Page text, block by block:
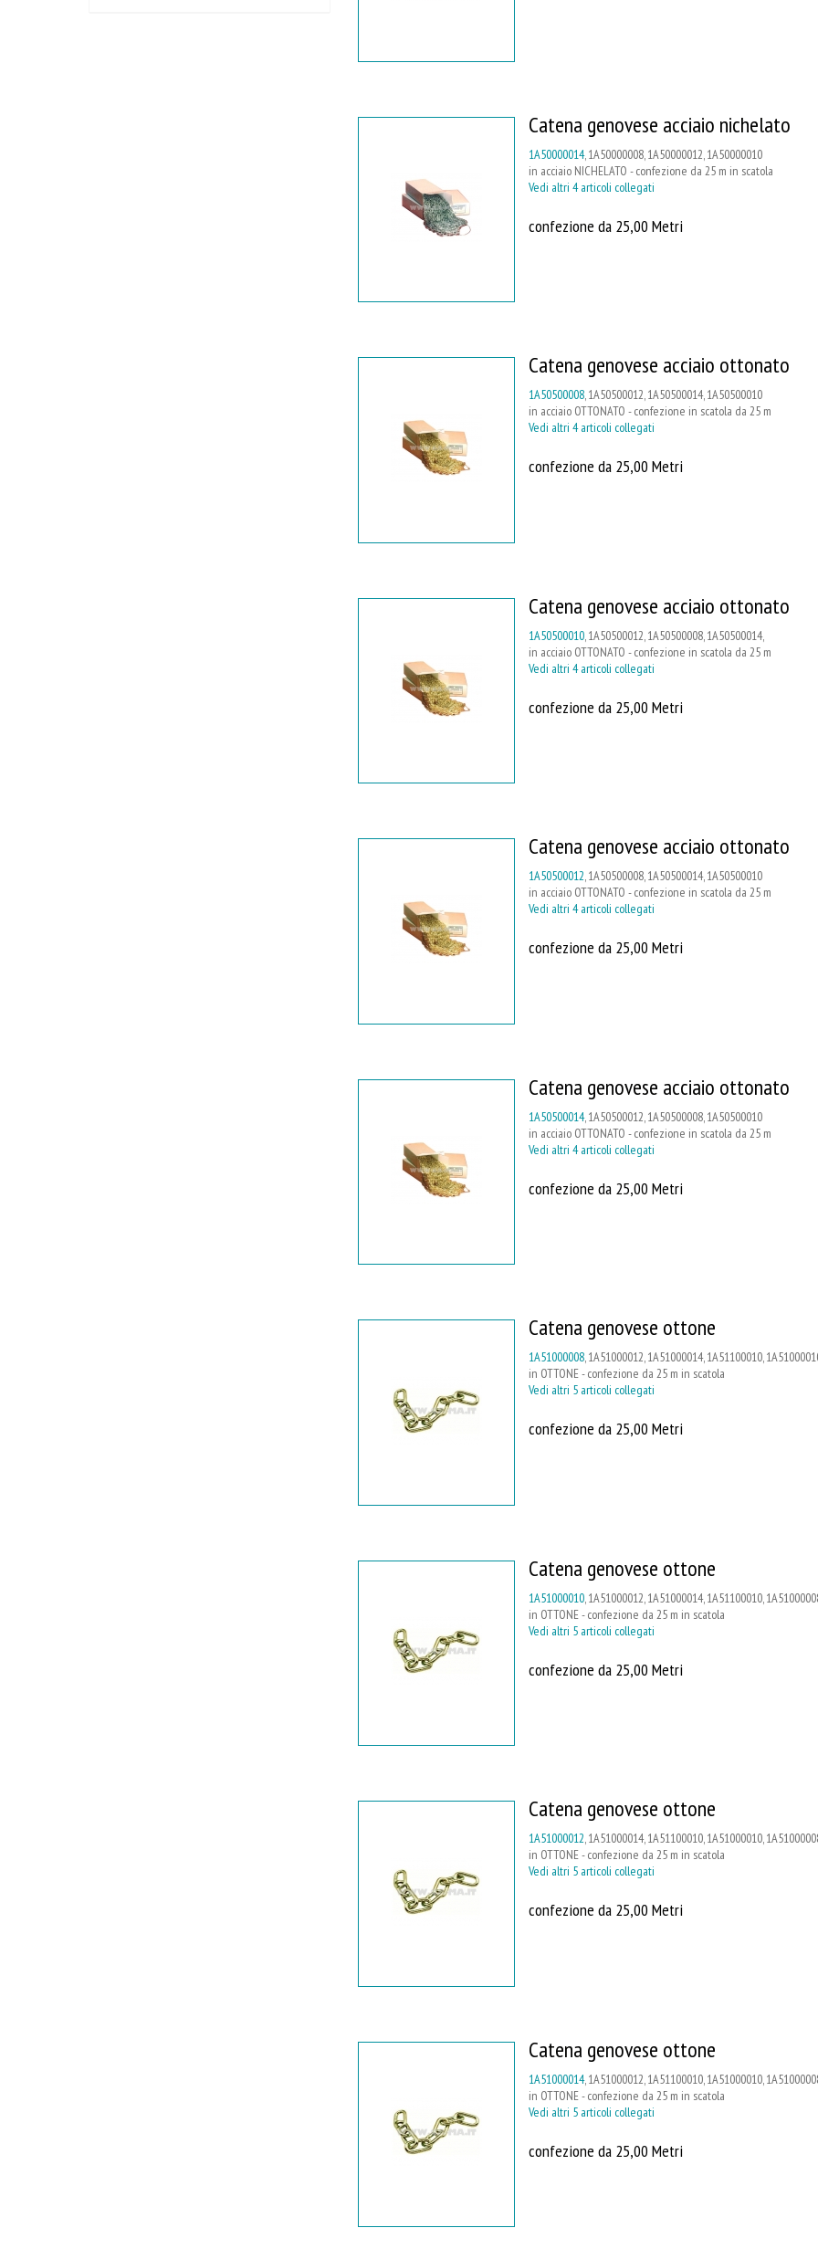
Catena genovese acciaio nichelato
1A50000014, 1A50000008, 1A50000012, 1A50000010
in acciaio NICHELATO - confezione da 25 m in scatola
Vedi altri 4 articoli collegati
confezione da 25,00 Metri
Catena genovese acciaio ottonato
1A50500008, 1A50500012, 1A50500014, 1A50500010
in acciaio OTTONATO - confezione in scatola da 25 m
Vedi altri 4 articoli collegati
confezione da 25,00 Metri
Catena genovese acciaio ottonato
1A50500010, 1A50500012, 1A50500008, 1A50500014,
in acciaio OTTONATO - confezione in scatola da 25 m
Vedi altri 4 articoli collegati
confezione da 25,00 Metri
Catena genovese acciaio ottonato
1A50500012, 1A50500008, 1A50500014, 1A50500010
in acciaio OTTONATO - confezione in scatola da 25 m
Vedi altri 4 articoli collegati
confezione da 25,00 Metri
Catena genovese acciaio ottonato
1A50500014, 1A50500012, 1A50500008, 1A50500010
in acciaio OTTONATO - confezione in scatola da 25 m
Vedi altri 4 articoli collegati
confezione da 25,00 Metri
Catena genovese ottone
1A51000008, 1A51000012, 1A51000014, 1A51100010,
in OTTONE - confezione da 25 m in scatola
Vedi altri 5 articoli collegati
confezione da 25,00 Metri
Catena genovese ottone
1A51000010, 1A51000012, 1A51000014, 1A51100010,
in OTTONE - confezione da 25 m in scatola
Vedi altri 5 articoli collegati
confezione da 25,00 Metri
Catena genovese ottone
1A51000012, 1A51000014, 1A51100010, 1A51000010,
in OTTONE - confezione da 25 m in scatola
Vedi altri 5 articoli collegati
confezione da 25,00 Metri
Catena genovese ottone
1A51000014, 1A51000012, 1A51100010, 1A51000010,
in OTTONE - confezione da 25 m in scatola
Vedi altri 5 articoli collegati
confezione da 25,00 Metri